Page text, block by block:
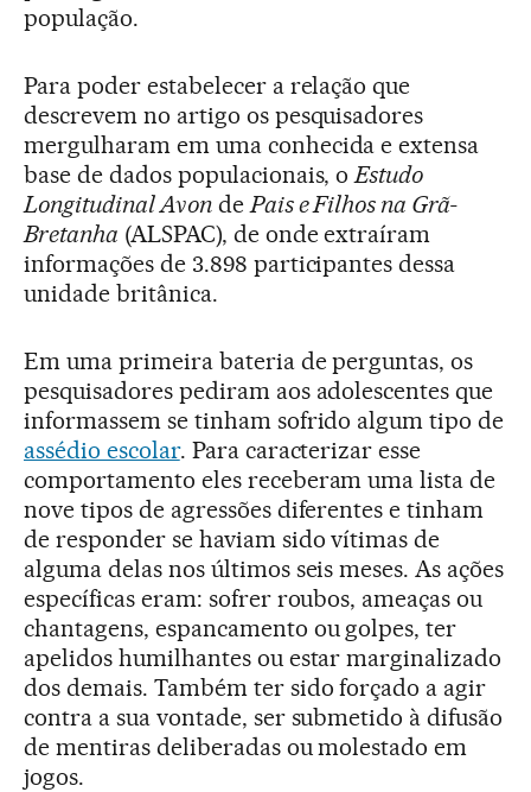
população.
Para poder estabelecer a relação que
descrevem no artigo os pesquisadores
mergulharam em uma conhecida e extensa
base de dados populacionais, o Estudo
Longitudinal Avonde Pais e Filhos na Grã-
Bretanha (ALSPAC), de onde extraíram
informações de 3.898 participantes dessa
unidade britânica.
Em uma primeira bateria de perguntas, os
pesquisadores pediram aos adolescentes que
informassem se tinham sofrido algum tipo de
assédio escolar. Para caracterizar esse
comportamento eles receberam uma lista de
nove tipos de agressões diferentes e tinham
de responder se haviam sido vítimas de
alguma delas nos últimos seis meses. As ações
específicas eram: sofrer roubos, ameaças ou
chantagens, espancamento ou golpes, ter
apelidos humilhantes ou estar marginalizado
dos demais. Também ter sido forçado a agir
contra a sua vontade, ser submetido à difusão
de mentiras deliberadas ou molestado em
jogos.